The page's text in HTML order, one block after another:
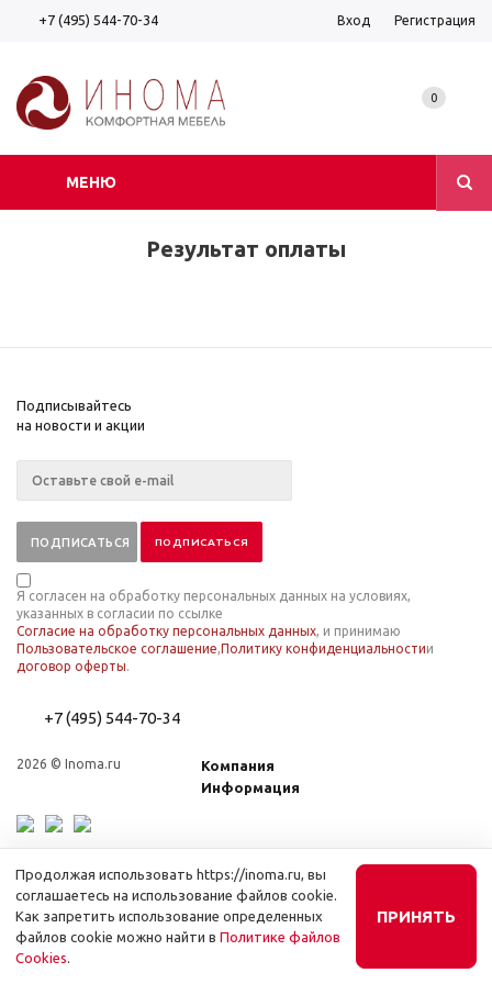
+7 (495) 544-70-34 Вход Регистрация
МЕНЮ
0
Результат оплаты
Подписывайтесь
на новости и акции
ПОДПИСАТЬСЯ
Я согласен на обработку персональных данных на условиях,
указанных в согласии по ссылке
Согласие на обработку персональных данных, и принимаю
Пользовательское соглашение,Политику конфиденциальностии
договор оферты.
+7 (495) 544-70-34
2026 © Inoma.ru
Компания
Информация
Продолжая использовать https://inoma.ru, вы
соглашаетесь на использование файлов cookie.
Как запретить использование определенных
файлов cookie можно найти в Политике файлов
Cookies.
ПРИНЯТЬ